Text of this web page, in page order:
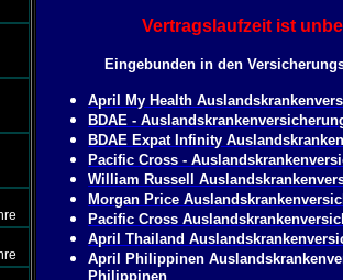
Vertragslaufzeit ist
Eingebunden in den
April My Health
BDAE -
BDAE Expat Infinity
Pacific Cross -
William Russell
Morgan Price
Pacific Cross
April Thailand
April Philippinen